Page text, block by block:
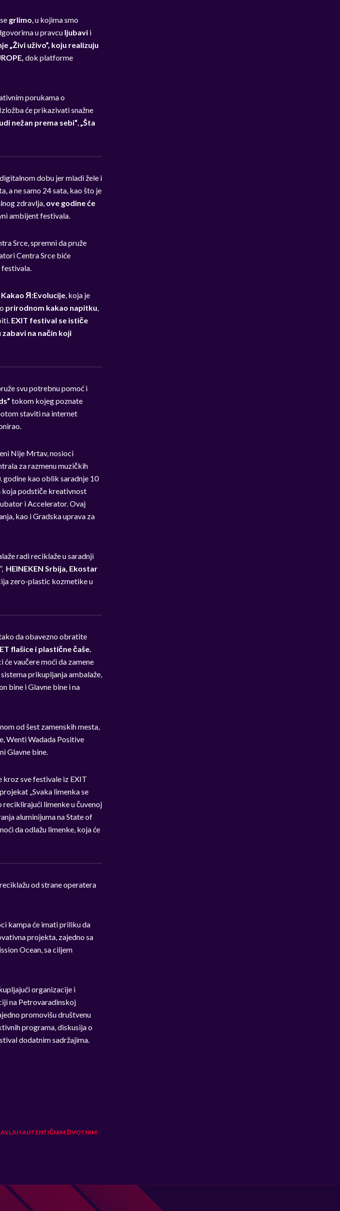
grlimo, u kojima smo
u pravcu ljubavi i
„Živi uživo”, koju realizuju
dok platforme
porukama o
će prikazivati snažne
nežan prema sebi“,„Šta
dobu jer mladi žele i
a ne samo 24 sata, kao što je
zdravlja, ove godine će
ambijent festivala.
Srce, spremni da pruže
Centra Srce biće
festivala.
Kakao Я:Evolucije, koja je
prirodnom kakao napitku,
EXIT festival se ističe
na način koji
svu potrebnu pomoć i
tokom kojeg poznate
staviti na internet
Nije Mrtav, nosioci
za razmenu muzičkih
godine kao oblik saradnje 10
koja podstiče kreativnost
i Accelerator. Ovaj
kao i Gradska uprava za
radi reciklaže u saradnji
HEINEKEN Srbija, Ekostar
zero-plastic kozmetike u
da obavezno obratite
flašice i plastične čaše.
će vaučere moći da zamene
prikupljanja ambalaže,
bine i Glavne bine i na
od šest zamenskih mesta,
Wenti Wadada Positive
Glavne bine.
kroz sve festivale iz EXIT
„Svaka limenka se
reciklirajući limenke u čuvenoj
aluminijuma na State of
da odlažu limenke, koja će
od strane operatera
kampa će imati priliku da
projekta, zajedno sa
Ocean, sa ciljem
organizacije i
na Petrovaradinskoj
promovišu društvenu
programa, diskusija o
dodatnim sadržajima.
I AUTENTIČNIM ŽIVOTNIM